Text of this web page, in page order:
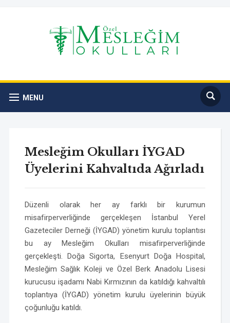
MENU
Mesleğim Okulları İYGAD
Üyelerini Kahvaltıda Ağırladı
Düzenli olarak her ay farklı bir kurumun
misafirperverliğinde gerçekleşen İstanbul Yerel
Gazeteciler Derneği (İYGAD) yönetim kurulu toplantısı
bu ay Mesleğim Okulları misafirperverliğinde
gerçekleşti. Doğa Sigorta, Esenyurt Doğa Hospital,
Mesleğim Sağlık Koleji ve Özel Berk Anadolu Lisesi
kurucusu işadamı Nabi Kırmızının da katıldığı kahvaltılı
toplantıya (İYGAD) yönetim kurulu üyelerinin büyük
çoğunluğu katıldı.